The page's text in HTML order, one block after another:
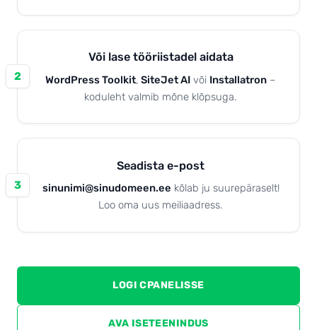
2
Või lase tööriistadel aidata
WordPress Toolkit,SiteJet AI või Installatron –
koduleht valmib mõne klõpsuga.
3
Seadista e-post
sinunimi@sinudomeen.ee kõlab ju suurepäraselt!
Loo oma uus meiliaadress.
LOGI CPANELISSE
AVA ISETEENINDUS